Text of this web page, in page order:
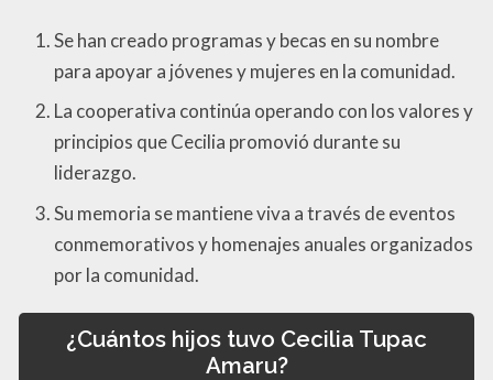
Se han creado programas y becas en su nombre
para apoyar a jóvenes y mujeres en la comunidad.
La cooperativa continúa operando con los valores y
principios que Cecilia promovió durante su
liderazgo.
Su memoria se mantiene viva a través de eventos
conmemorativos y homenajes anuales organizados
por la comunidad.
¿Cuántos hijos tuvo Cecilia Tupac
Amaru?